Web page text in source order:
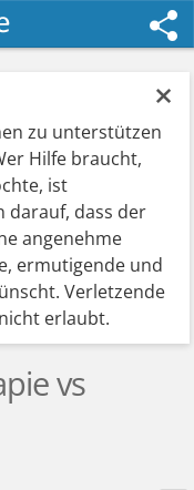
×
zu unterstützen
Hilfe braucht,
ist
darauf, dass der
angenehme
ermutigende und
Verletzende
erlaubt.
vs